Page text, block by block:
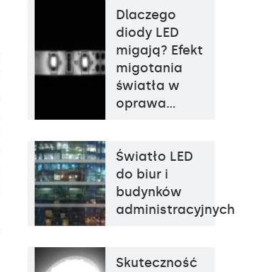
Dlaczego
diody LED
migają? Efekt
migotania
światła w
oprawa…
Światło LED
do biur i
budynków
administracyjnych
Skuteczność